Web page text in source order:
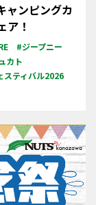
ンピングカ
ア！
#ジープニー
カト
スティバル2026